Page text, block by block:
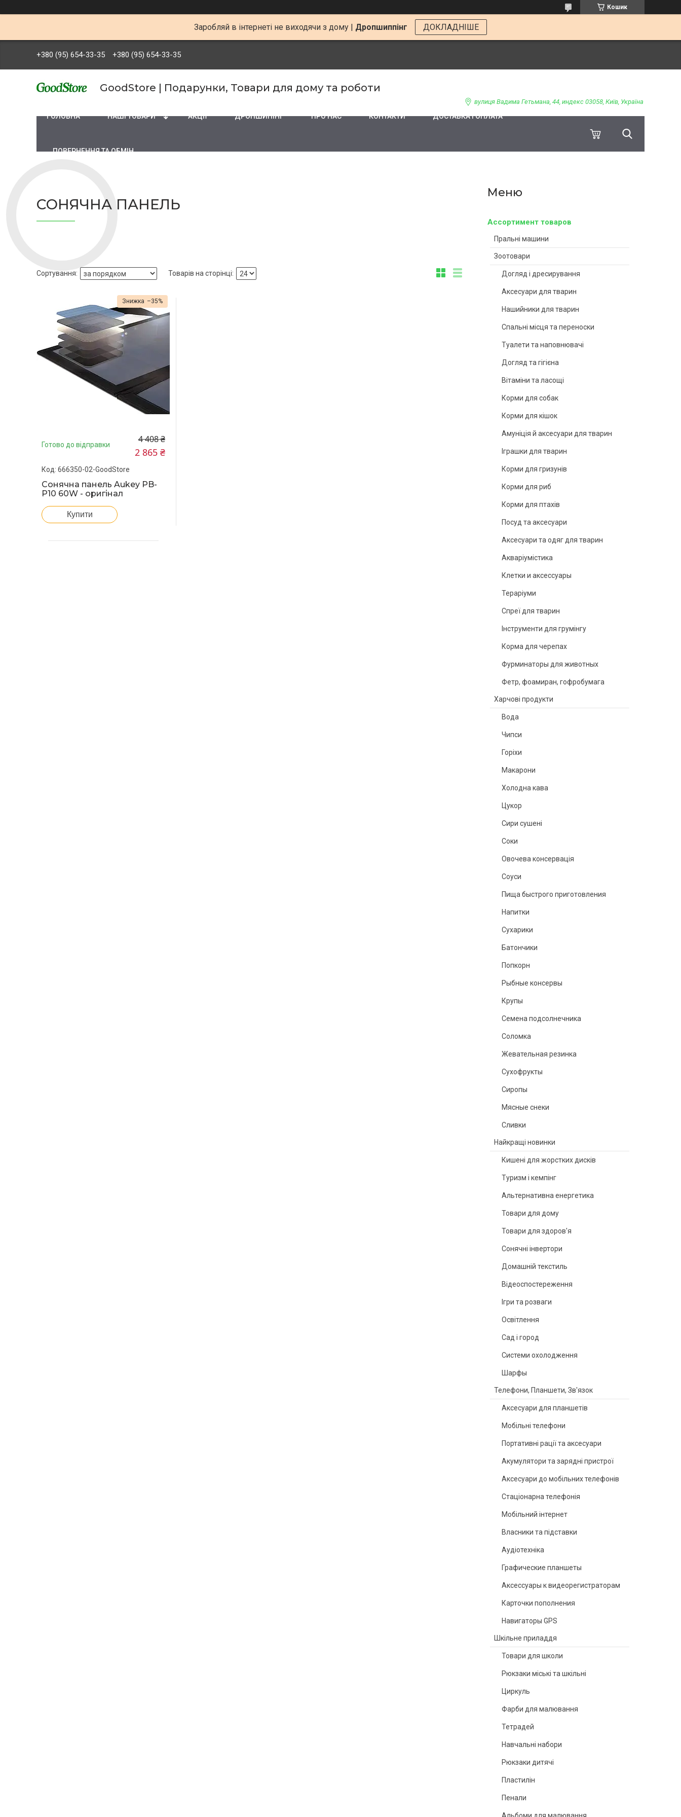
Кошик
Заробляй в інтернеті не виходячи з дому | Дропшиппінг ДОКЛАДНІШЕ
+380 (95) 654-33-35 +380 (95) 654-33-35
GoodStore | Подарунки, Товари для дому та роботи
вулиця Вадима Гетьмана, 44, индекс 03058, Київ, Україна
ГОЛОВНА НАШІ ТОВАРИ АКЦІЇ ДРОПШИПІНГ ПРО НАС КОНТАКТИ ДОСТАВКА І ОПЛАТА
ПОВЕРНЕННЯ ТА ОБМІН
Ассортимент товаров
Пральні машини
Зоотовари
Догляд і дресирування
Аксесуари для тварин
Нашийники для тварин
Спальні місця та переноски
Туалети та наповнювачі
Догляд та гігієна
Вітаміни та ласощі
Корми для собак
Корми для кішок
Амуніція й аксесуари для тварин
Іграшки для тварин
Корми для гризунів
Корми для риб
Корми для птахів
Посуд та аксесуари
Аксесуари та одяг для тварин
Акваріумістика
Клетки и аксессуары
Тераріуми
Спреї для тварин
Інструменти для грумінгу
Корма для черепах
Фурминаторы для животных
Фетр, фоамиран, гофробумага
Харчові продукти
Вода
Чипси
Горіхи
Макарони
Холодна кава
Цукор
Сири сушені
Соки
Овочева консервація
Соуси
Пища быстрого приготовления
Напитки
Сухарики
Батончики
Попкорн
Рыбные консервы
Крупы
Семена подсолнечника
Соломка
Жевательная резинка
Сухофрукты
Сиропы
Мясные снеки
Сливки
Найкращі новинки
Кишені для жорстких дисків
Туризм і кемпінг
Альтернативна енергетика
Товари для дому
Товари для здоров'я
Сонячні інвертори
Домашній текстиль
Відеоспостереження
Ігри та розваги
Освітлення
Сад і город
Системи охолодження
Шарфы
Телефони, Планшети, Зв'язок
Аксесуари для планшетів
Мобільні телефони
Портативні рації та аксесуари
Акумулятори та зарядні пристрої
Аксесуари до мобільних телефонів
Стаціонарна телефонія
Мобільний інтернет
Власники та підставки
Аудіотехніка
Графические планшеты
Аксессуары к видеорегистраторам
Карточки пополнения
Навигаторы GPS
Шкільне приладдя
Товари для школи
Рюкзаки міські та шкільні
Циркуль
Фарби для малювання
Тетрадей
Навчальні набори
Рюкзаки дитячі
Пластилін
Пенали
СОНЯЧНА ПАНЕЛЬ
–35%
Готово до відправки 4 408 ₴
2 865 ₴
666350-02-GoodStore
Сонячна панель Aukey PB-
P10 60W - оригінал
Купити